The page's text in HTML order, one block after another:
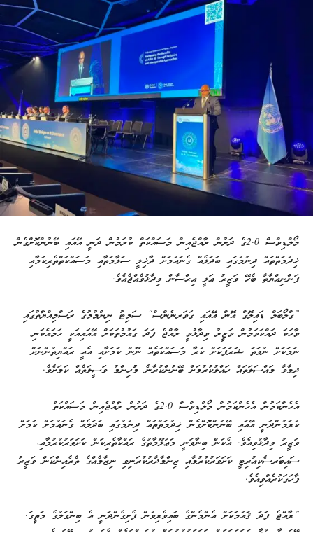
މޯލްޑިވްސް 2.0ގެ ދަށުން ރާއްޖެއިން މަސައްކަތް ކުރަމުން ދަނީ އޭއައި ބޭނުންކޮށްގެން
ޚިދުމަތްތައް ދިނުމުގައި ބަދަލެއް ގެނައުމަށް ދާޚިލީ ސަލާމަތާއި މަސައްކަތްތެރިކަމާއި
ފަންނިއްޔާތާ ބެހޭ ވަޒީރު ޢަލީ އިޙްސާން ވިދާޅުވެއްޖެއެވެ.
”ގްލޯބަލް ޑައިލޮގް އޮން އޭއައި ގަވަރނެންސް“ ސަމިޓު ނިންމުމުގެ ރަސްމިއްޔާތުގައި
ވާހަކަ ދައްކަވަމުން ވަޒީރު ވިދާޅުވީ ރާއްޖެ ފަދަ ގައުމުތަކަށް އޭއައިއަކީ ހަމައެކަނި
ނަމަކަށް ނުވަތަ ޝަރަފަކަށް ކުރާ މަސައްކަތެއް ނޫން ކަމަށާއި އެއީ ރައްޔިތުންނަށް
ދިމާވާ މައްސަލަތައް ހައްލުކުރުމަށް ބޭނުންކުރާނެ މުުހިންމު ވަސީލަތެއް ކަމަށެވެ.
އެހެންކަމުން އެހެންކަމުން މޯލްޑިވްސް 2.0ގެ ދަށުން ރާއްޖެއިން މަސައްކަތް
ކުރަމުންދަނީ އޭއައި ބޭނުންކޮށްގެން ޚިދުމަތްތައް ދިނުމުގައި ބަދަލެއް ގެނައުމަށް ކަމަށް
ވަޒީރު ވިދާޅުވިއެވެ. އެކަން ބިނާވަނީ މަޢުލޫމާތުގެ ރައްކާތެރިކަން ކަށަވަރުކުރުމާއި،
ސައިބަރސެކިއުރިޓީ ކަށަވަރުކުރުމާއި ޒިންމާދާރުކުރަނިވި ނިޒާމެއްގެ ތެރެއިންކަން ވަޒީރު
ފާހަގަކުރެއްވިއެވެ.
”ރާއްޖެ ފަދަ ޤައުމަކަށް އެންމެންގެ ބައިވެރިވުން ފެށިގެންދަނީ އެ ބިންގަލުގެ މަތީގަ.